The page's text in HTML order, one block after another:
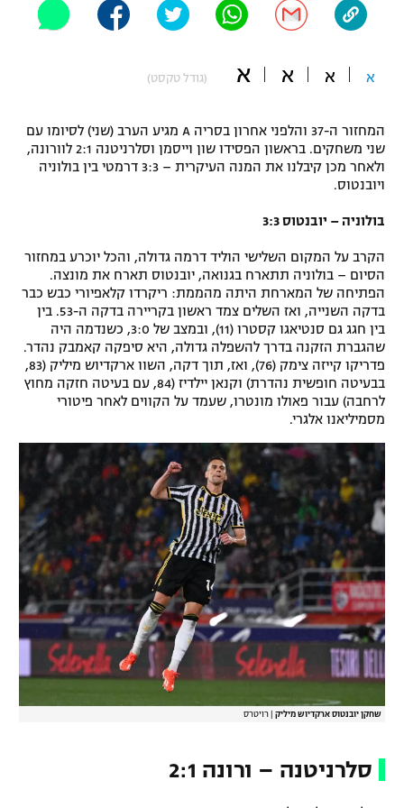
"מחצית בשכונה" – פודקאסט
משתתפים וזוכים בפרסים
תקנון משתתפים וזוכים בפרסים
תקנון עבור פעילות אלקטרה
תקנון עבור פעילות ספורט 1 – "מרלן"
טניס
תנאי שימוש
מדיניות פרטיות
תקנון פעילות ספורט 1
רשיון להקרנה פומבית לבית עסק
הצטרפות לחבילת הערוצים
לוח דרושים – ג'ובנט
תגיות
המגזין
ספורט מוטורי
כדורמים
פוטבול אמריקאי NFL
ספורט אתגרי ואקסטרים
אומנויות לחימה
גיימינג E-Sports
א א א א (גודל טקסט)
המחזור ה-37 והלפני אחרון בסריה A מגיע הערב (שני) לסיומו עם
שני משחקים. בראשון הפסידו שון וייסמן וסלרניטנה 2:1 לוורונה,
ולאחר מכן קיבלנו את המנה העיקרית – 3:3 דרמטי בין בולוניה
ויובנטוס.
בולוניה – יובנטוס 3:3
הקרב על המקום השלישי הוליד דרמה גדולה, והכל יוכרע במחזור
הסיום – בולוניה תתארח בגנואה, יובנטוס תארח את מונצה.
הפתיחה של המארחת היתה מהממת: ריקרדו קלאפיורי כבש כבר
בדקה השנייה, ואז השלים צמד ראשון בקריירה בדקה ה-53. בין
בין חגג גם סנטיאגו קסטרו (11), ובמצב של 3:0, כשנדמה היה
שהגברת הזקנה בדרך להשפלה גדולה, היא סיפקה קאמבק נהדר.
פדריקו קייזה צימק (76), ואז, תוך דקה, השוו ארקדיוש מיליק (83,
בבעיטה חופשית נהדרת) וקנאן יילדיז (84, עם בעיטה חזקה מחוץ
לרחבה) עבור פאולו מונטרו, שעמד על הקווים לאחר פיטורי
מסמיליאנו אלגרי.
שחקן יובנטוס ארקדיוש מיליק רויטרס
סלרניטנה – ורונה 2:1